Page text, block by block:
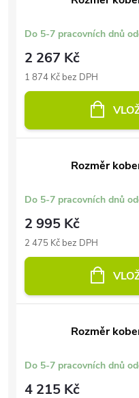
Do 5-7 pracovních dnů
2 267 Kč
1 874 Kč bez DPH
Rozměr
Do 5-7 pracovních dnů
2 995 Kč
2 475 Kč bez DPH
Rozměr
Do 5-7 pracovních dnů
4 215 Kč